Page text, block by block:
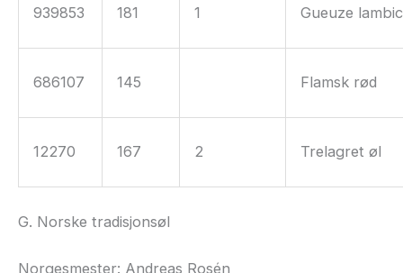
939853 181 1 Gueuze lambic
686107 145 Flamsk rød
12270 167 2 Trelagret øl
G. Norske tradisjonsøl
Norgesmester: Andreas Rosén